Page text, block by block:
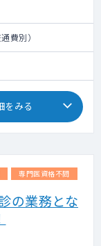
費別）
をみる
専門医資格不問
の業務とな